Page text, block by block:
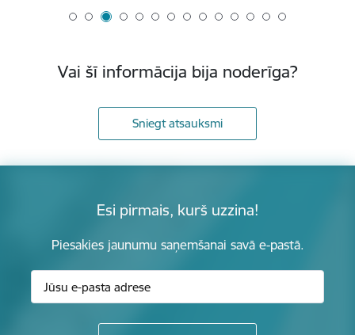
Vai šī informācija bija noderīga?
Sniegt atsauksmi
Esi pirmais, kurš uzzina!
Piesakies jaunumu saņemšanai savā e-pastā.